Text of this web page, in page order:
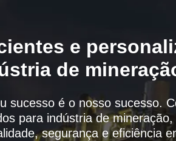
e
de
sucesso é o nosso sucesso.
para indústria de
segurança e eficiência